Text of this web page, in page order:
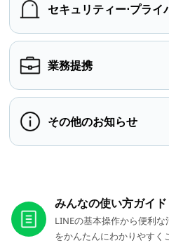
セキュリティー⋅プライ
業務提携
その他のお知らせ
みんなの使い方ガイド
LINEの基本操作から便利
をかんたんにわかりやすく